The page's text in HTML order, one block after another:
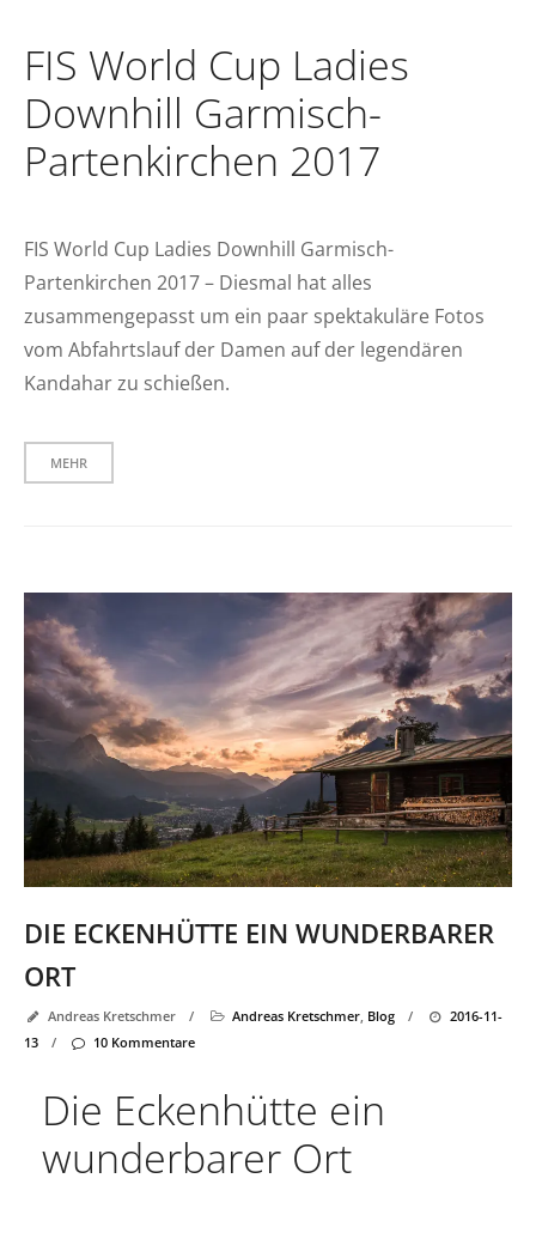
FIS World Cup Ladies
Downhill Garmisch-
Partenkirchen 2017
FIS World Cup Ladies Downhill Garmisch-
Partenkirchen 2017 – Diesmal hat alles
zusammengepasst um ein paar spektakuläre Fotos
vom Abfahrtslauf der Damen auf der legendären
Kandahar zu schießen.
MEHR
DIE ECKENHÜTTE EIN WUNDERBARER
ORT
Andreas Kretschmer / Andreas Kretschmer, Blog /
2016-11-
13
/ 10 Kommentare
Die Eckenhütte ein
wunderbarer Ort